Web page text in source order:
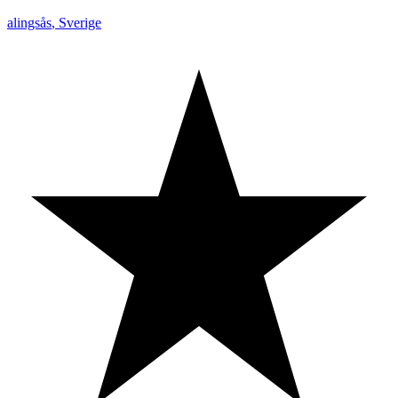
alingsås, Sverige